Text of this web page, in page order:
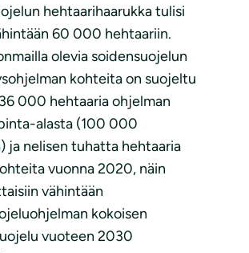
hehtaarihaarukka tulisi
60 000 hehtaariin.
olevia soidensuojelun
kohteita on suojeltu
000 hehtaaria ohjelman
alasta (100 000
ja nelisen tuhatta hehtaaria
vuonna 2020, näin
vähintään
kokoisen
vuoteen 2030